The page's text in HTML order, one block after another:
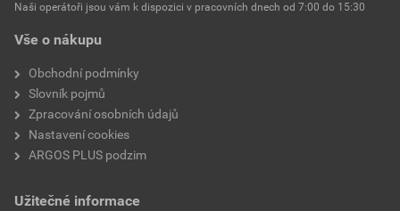
Vše o nákupu
Obchodní podmínky
Slovník pojmů
Zpracování osobních údajů
Nastavení cookies
ARGOS PLUS podzim
Užitečné informace
Naši operátoři jsou vám k dispozici v pracovních dnech od 7:00 do 15:30